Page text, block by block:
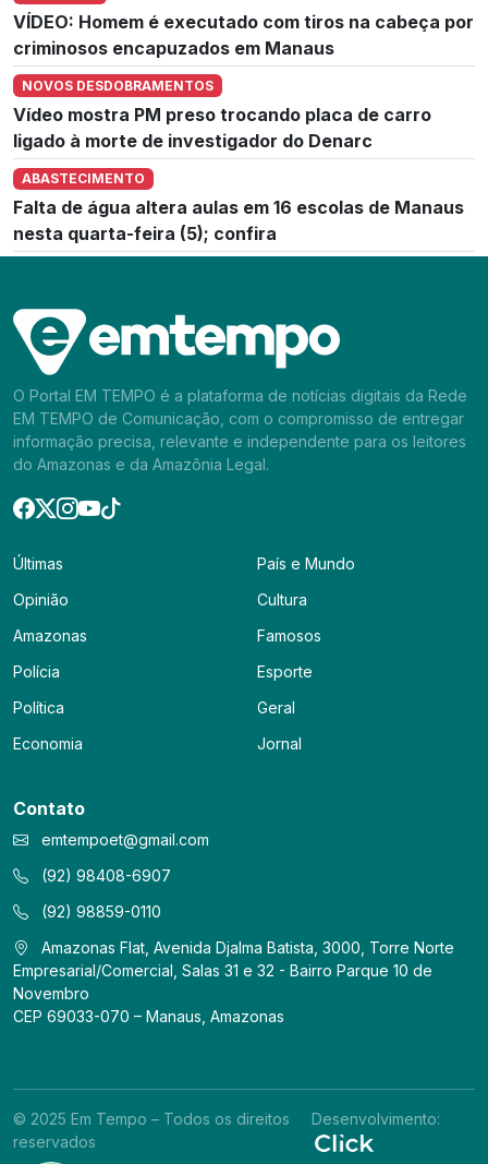
VÍDEO: Homem é executado com tiros na cabeça por
criminosos encapuzados em Manaus
NOVOS DESDOBRAMENTOS
Vídeo mostra PM preso trocando placa de carro
ligado à morte de investigador do Denarc
ABASTECIMENTO
Falta de água altera aulas em 16 escolas de Manaus
nesta quarta-feira (5); confira
O Portal EM TEMPO é a plataforma de notícias digitais da Rede
EM TEMPO de Comunicação, com o compromisso de entregar
informação precisa, relevante e independente para os leitores
do Amazonas e da Amazônia Legal.
Últimas
Opinião
Amazonas
Polícia
Política
Economia
País e Mundo
Cultura
Famosos
Esporte
Geral
Jornal
Contato
emtempoet@gmail.com
(92) 98408-6907
(92) 98859-0110
Amazonas Flat, Avenida Djalma Batista, 3000, Torre Norte
Empresarial/Comercial, Salas 31 e 32 - Bairro Parque 10 de
Novembro
CEP 69033-070 – Manaus, Amazonas
© 2025 Em Tempo – Todos os direitos
reservados
Desenvolvimento: